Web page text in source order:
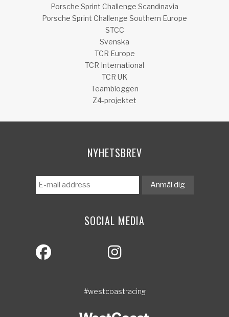
Porsche Sprint Challenge Scandinavia
Porsche Sprint Challenge Southern Europe
STCC
Svenska
TCR Europe
TCR International
TCR UK
Teambloggen
Z4-projektet
NYHETSBREV
SOCIAL MEDIA
#westcoastracing